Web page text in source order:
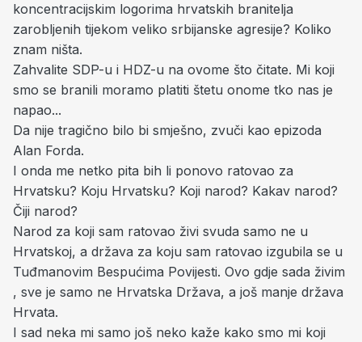
koncentracijskim logorima hrvatskih branitelja
zarobljenih tijekom veliko srbijanske agresije? Koliko
znam ništa.
Zahvalite SDP-u i HDZ-u na ovome što čitate. Mi koji
smo se branili moramo platiti štetu onome tko nas je
napao...
Da nije tragično bilo bi smješno, zvuči kao epizoda
Alan Forda.
I onda me netko pita bih li ponovo ratovao za
Hrvatsku? Koju Hrvatsku? Koji narod? Kakav narod?
Čiji narod?
Narod za koji sam ratovao živi svuda samo ne u
Hrvatskoj, a država za koju sam ratovao izgubila se u
Tuđmanovim Bespućima Povijesti. Ovo gdje sada živim
, sve je samo ne Hrvatska Država, a još manje država
Hrvata.
I sad neka mi samo još neko kaže kako smo mi koji